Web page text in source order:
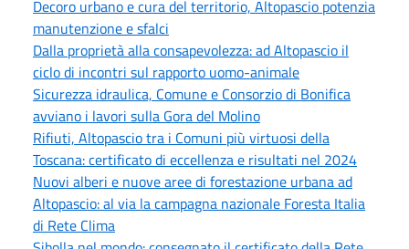
Decoro urbano e cura del territorio, Altopascio potenzia
manutenzione e sfalci
Dalla proprietà alla consapevolezza: ad Altopascio il
ciclo di incontri sul rapporto uomo-animale
Sicurezza idraulica, Comune e Consorzio di Bonifica
avviano i lavori sulla Gora del Molino
Rifiuti, Altopascio tra i Comuni più virtuosi della
Toscana: certificato di eccellenza e risultati nel 2024
Nuovi alberi e nuove aree di forestazione urbana ad
Altopascio: al via la campagna nazionale Foresta Italia
di Rete Clima